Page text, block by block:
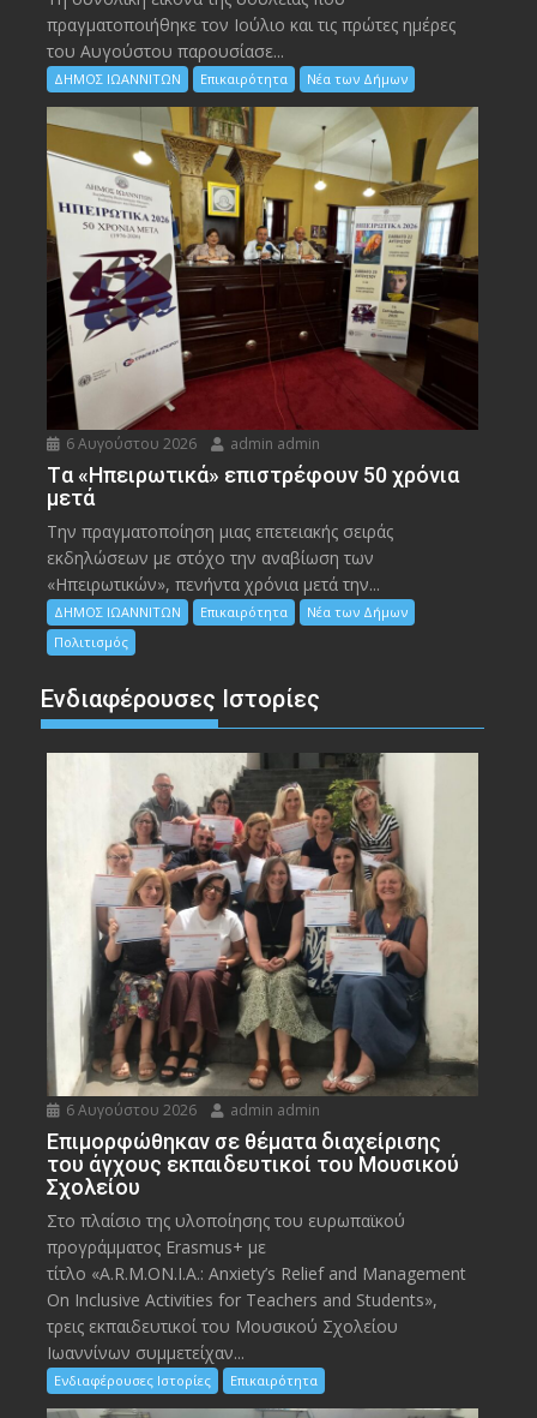
πραγματοποιήθηκε τον Ιούλιο και τις πρώτες ημέρες
του Αυγούστου παρουσίασε...
ΔΗΜΟΣ ΙΩΑΝΝΙΤΩΝ Επικαιρότητα Νέα των Δήμων
6 Αυγούστου 2026 admin admin
Tα «Ηπειρωτικά» επιστρέφουν 50 χρόνια
μετά
Την πραγματοποίηση μιας επετειακής σειράς
εκδηλώσεων με στόχο την αναβίωση των
«Ηπειρωτικών», πενήντα χρόνια μετά την...
ΔΗΜΟΣ ΙΩΑΝΝΙΤΩΝ Επικαιρότητα
Νέα των Δήμων
Πολιτισμός
Ενδιαφέρουσες Ιστορίες
6 Αυγούστου 2026 admin admin
Eπιμορφώθηκαν σε θέματα διαχείρισης
του άγχους εκπαιδευτικοί του Μουσικού
Σχολείου
Στο πλαίσιο της υλοποίησης του ευρωπαϊκού
προγράμματος Erasmus+ με
τίτλο «A.R.M.ON.I.A.: Anxiety’s Relief and Management
On Inclusive Activities for Teachers and Students»,
τρεις εκπαιδευτικοί του Μουσικού Σχολείου
Ιωαννίνων συμμετείχαν...
Ενδιαφέρουσες Ιστορίες Επικαιρότητα